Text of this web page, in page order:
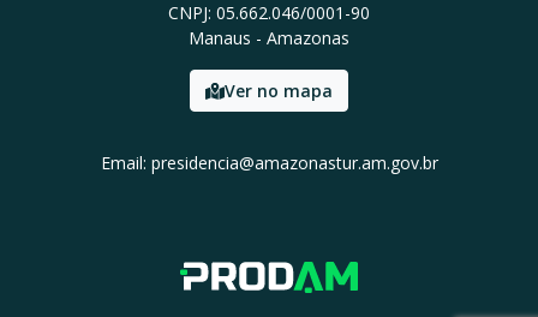
CNPJ: 05.662.046/0001-90
Manaus - Amazonas
Ver no mapa
Email: presidencia@amazonastur.am.gov.br